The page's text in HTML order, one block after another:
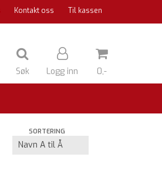
Kontakt oss Til kassen
Søk Logg inn 0,-
SORTERING